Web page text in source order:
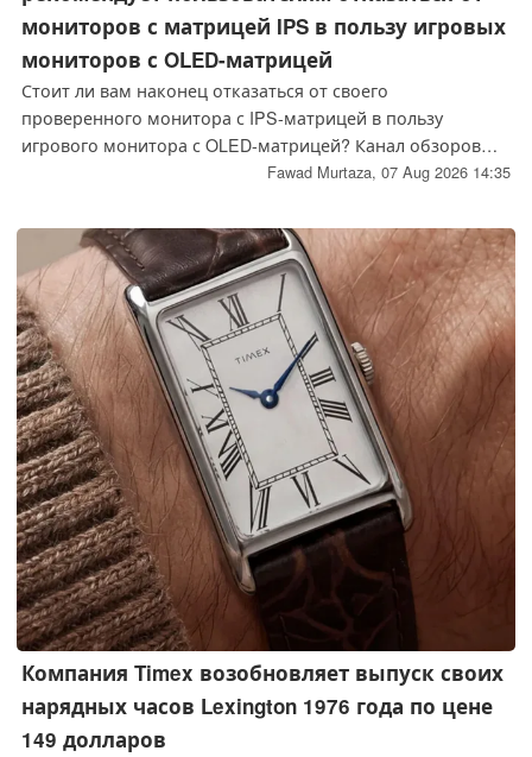
мониторов с матрицей IPS в пользу игровых
мониторов с OLED-матрицей
Стоит ли вам наконец отказаться от своего
проверенного монитора с IPS-матрицей в пользу
игрового монитора с OLED-матрицей? Канал обзоров
игровых мониторов для ПК Monitor's Unboxed считает, что
цен и широкой доступностью пользователям следует
обратить внимание на покупку мониторов с OLED-
матрицей.
Fawad Murtaza, 07 Aug 2026 14:35
Компания Timex возобновляет выпуск своих
нарядных часов Lexington 1976 года по цене
149 долларов